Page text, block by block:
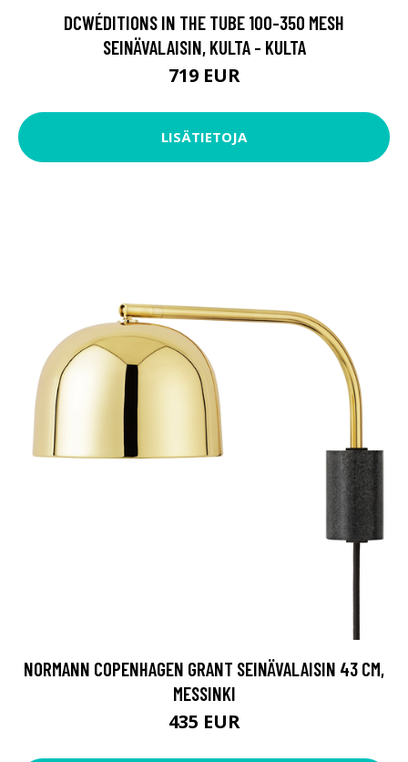
DCWÉDITIONS IN THE TUBE 100-350 MESH
SEINÄVALAISIN, KULTA - KULTA
719 EUR
LISÄTIETOJA
NORMANN COPENHAGEN GRANT SEINÄVALAISIN 43 CM,
MESSINKI
435 EUR